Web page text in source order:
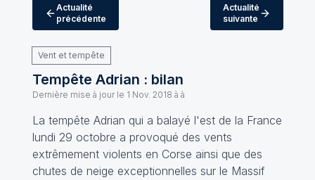
Actualité
précédente
Actualité
suivante
Vent et tempête
Tempête Adrian : bilan
Dernière mise à jour le 1 Nov. 2018 à à
La tempête Adrian qui a balayé l'est de la France
lundi 29 octobre a provoqué des vents
extrêmement violents en Corse ainsi que des
chutes de neige exceptionnelles sur le Massif